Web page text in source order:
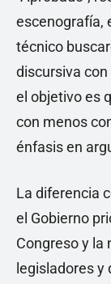
escenografía,
técnico
discursiva con
el objetivo es
con menos
énfasis en
La diferencia
el Gobierno
Congreso y la
legisladores